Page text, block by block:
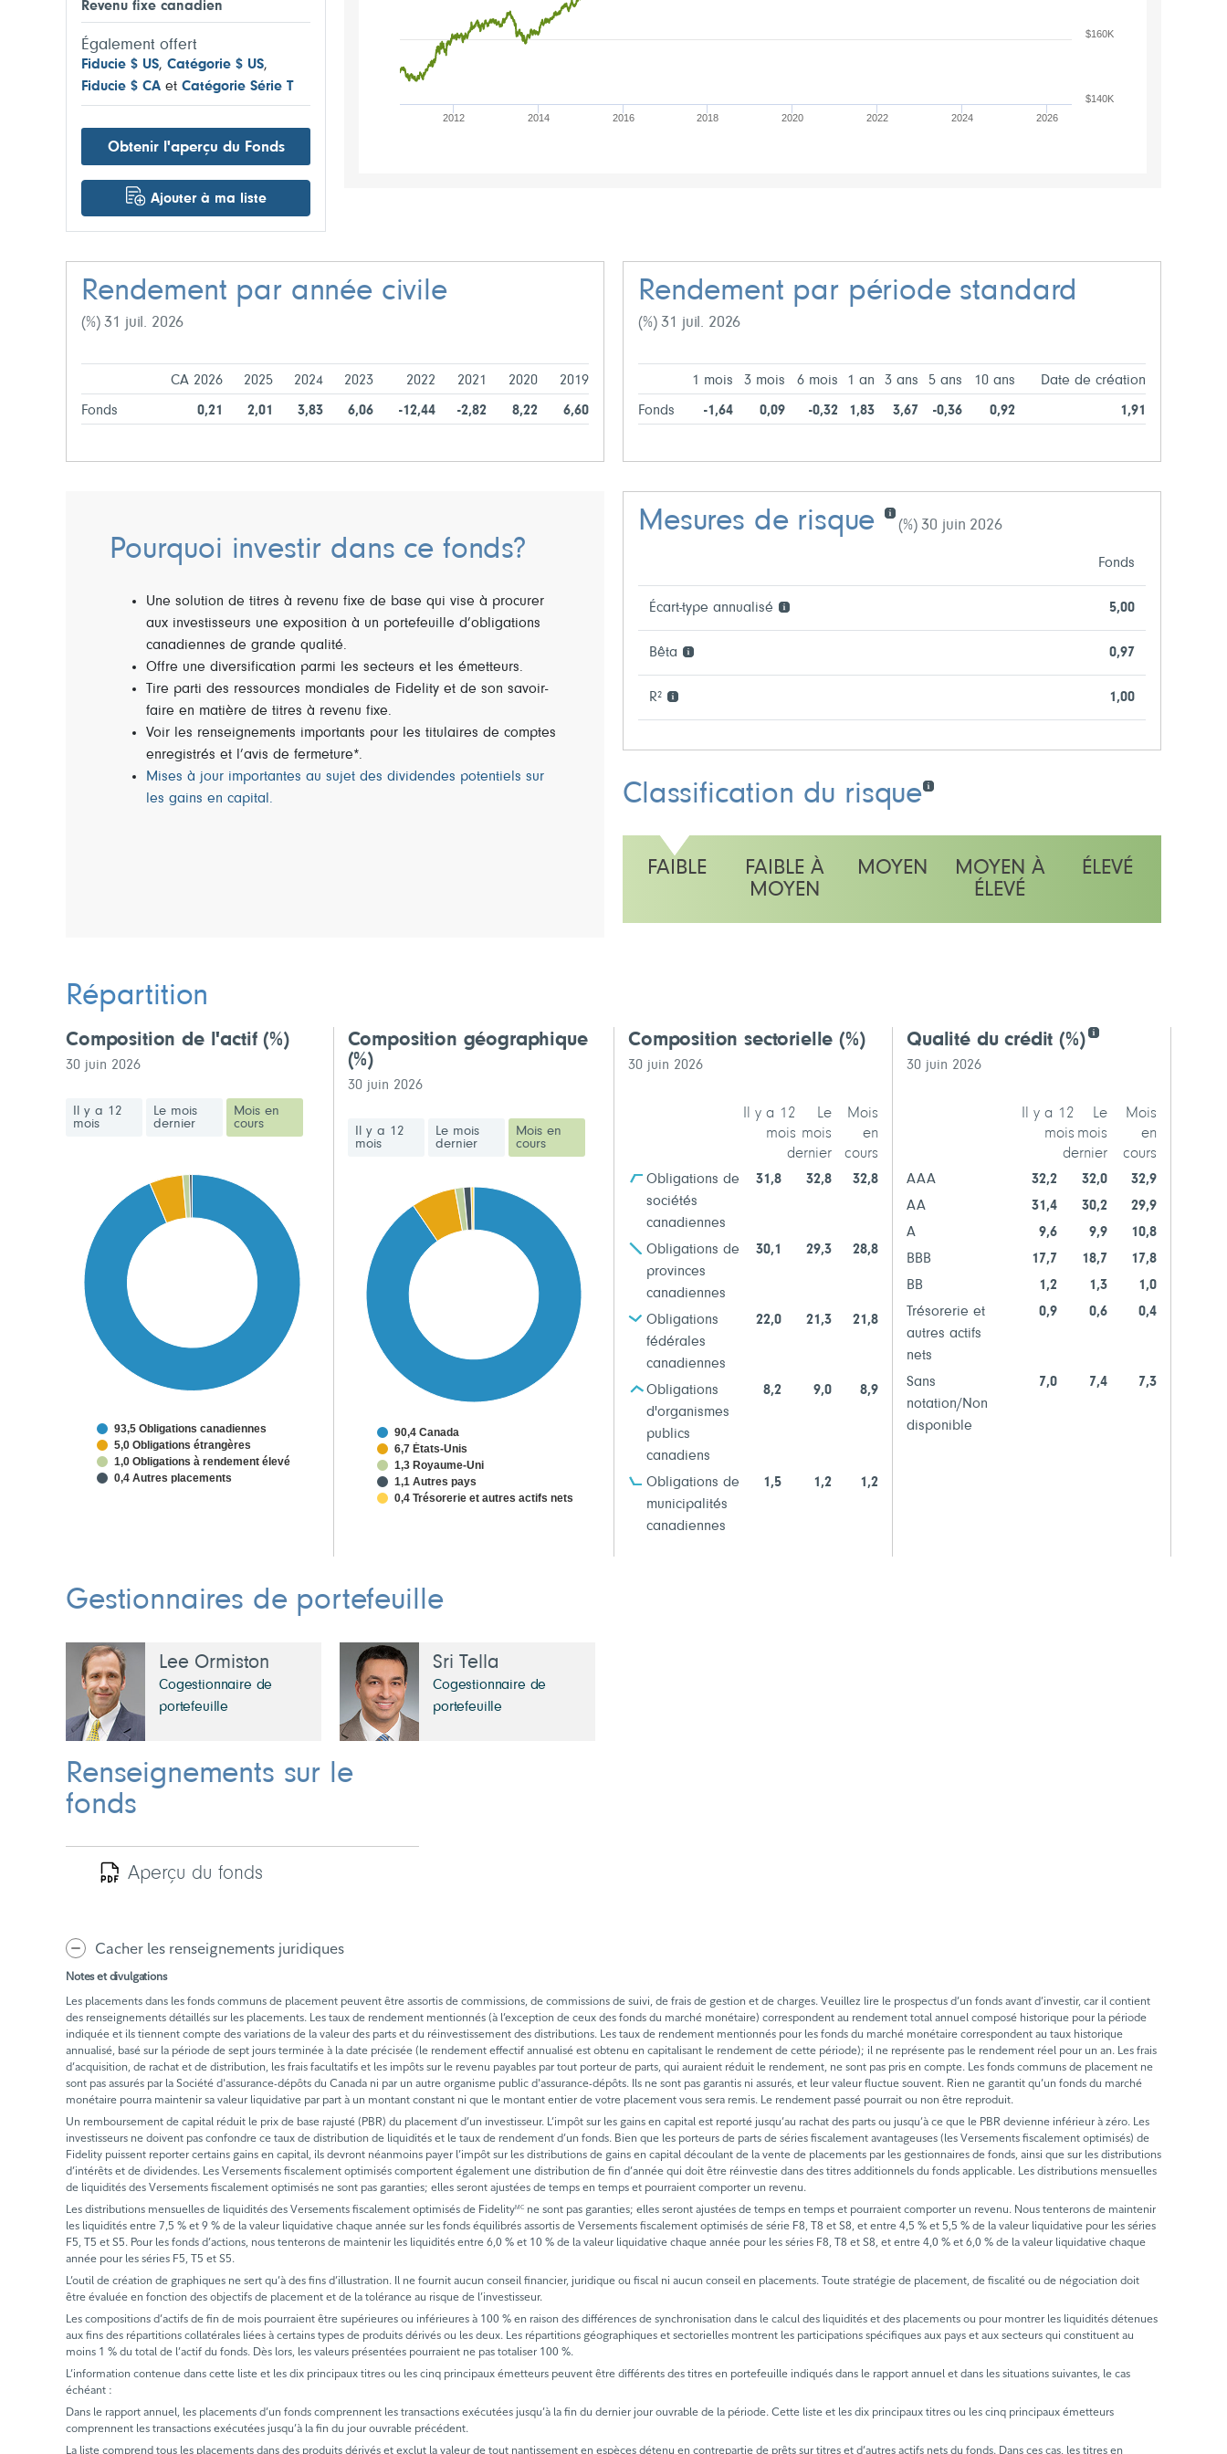
Revenu fixe canadien
Également offert
Fiducie $ US, Catégorie $ US,
Fiducie $ CA et Catégorie Série T
Obtenir l'aperçu du Fonds
Ajouter à ma liste
2012 2014 2016 2018 2020 2022 2024 2026
$140K
$160K
Rendement par année civile
(%) 31 juil. 2026
CA 2026 2025 2024 2023 2022 2021 2020 2019
Fonds 0,21 2,01 3,83 6,06 -12,44 -2,82 8,22 6,60
Rendement par période standard
(%) 31 juil. 2026
1 mois 3 mois 6 mois 1 an 3 ans 5 ans 10 ans Date de création
Fonds -1,64 0,09 -0,32 1,83 3,67 -0,36 0,92 1,91
Pourquoi investir dans ce fonds?
Une solution de titres à revenu fixe de base qui vise à procurer
aux investisseurs une exposition à un portefeuille d’obligations
canadiennes de grande qualité.
Offre une diversification parmi les secteurs et les émetteurs.
Tire parti des ressources mondiales de Fidelity et de son savoir-
faire en matière de titres à revenu fixe.
Voir les renseignements importants pour les titulaires de comptes
enregistrés et l’avis de fermeture*.
Mises à jour importantes au sujet des dividendes potentiels sur
les gains en capital.
Mesures de risque (%) 30 juin 2026
Fonds
Écart-type annualisé 5,00
Bêta 0,97
R² 1,00
Classification du risque
FAIBLE
FAIBLE À
MOYEN
MOYEN
MOYEN À
ÉLEVÉ
ÉLEVÉ
Répartition
Composition de l'actif(%)
30 juin 2026
Il y a 12
mois
Le mois
dernier
Mois en
cours
93,5 Obligations canadiennes
5,0 Obligations étrangères
1,0 Obligations à rendement élevé
0,4 Autres placements
Composition géographique
(%)
30 juin 2026
Il y a 12
mois
Le mois
dernier
Mois en
cours
90,4 Canada
6,7 États-Unis
1,3 Royaume-Uni
1,1 Autres pays
0,4 Trésorerie et autres actifs nets
Composition sectorielle(%)
30 juin 2026
Il y a 12
mois
Le
mois
dernier
Mois
en
cours
Obligations de
sociétés
canadiennes
31,8 32,8 32,8
Obligations de
provinces
canadiennes
30,1 29,3 28,8
Obligations
fédérales
canadiennes
22,0 21,3 21,8
Obligations
d'organismes
publics
canadiens
8,2 9,0 8,9
Obligations de
municipalités
canadiennes
1,5 1,2 1,2
Qualité du crédit(%)
30 juin 2026
Il y a 12
mois
Le
mois
dernier
Mois
en
cours
AAA 32,2 32,0
32,9
AA
31,4 30,2
29,9
A
9,6 9,9
10,8
BBB
17,7 18,7
17,8
BB
1,2 1,3
1,0
Trésorerie et
autres actifs
nets
0,9 0,6 0,4
Sans
notation/Non
disponible
7,0 7,4 7,3
Gestionnaires de portefeuille
Lee Ormiston
Cogestionnaire de
portefeuille
Sri Tella
Cogestionnaire de
portefeuille
Renseignements sur le
fonds
Aperçu du fonds
Cacher les renseignements juridiques
Notes et divulgations
Les placements dans les fonds communs de placement peuvent être assortis de commissions, de commissions de suivi, de frais de gestion et de charges. Veuillez lire le prospectus d’un fonds avant d’investir, car il contient
des renseignements détaillés sur les placements. Les taux de rendement mentionnés (à l’exception de ceux des fonds du marché monétaire) correspondent au rendement total annuel composé historique pour la période
indiquée et ils tiennent compte des variations de la valeur des parts et du réinvestissement des distributions. Les taux de rendement mentionnés pour les fonds du marché monétaire correspondent au taux historique
annualisé, basé sur la période de sept jours terminée à la date précisée (le rendement effectif annualisé est obtenu en capitalisant le rendement de cette période); il ne représente pas le rendement réel pour un an. Les frais
d’acquisition, de rachat et de distribution, les frais facultatifs et les impôts sur le revenu payables par tout porteur de parts, qui auraient réduit le rendement, ne sont pas pris en compte. Les fonds communs de placement ne
sont pas assurés par la Société d'assurance-dépôts du Canada ni par un autre organisme public d'assurance-dépôts. Ils ne sont pas garantis ni assurés, et leur valeur fluctue souvent. Rien ne garantit qu’un fonds du marché
monétaire pourra maintenir sa valeur liquidative par part à un montant constant ni que le montant entier de votre placement vous sera remis. Le rendement passé pourrait ou non être reproduit.
Un remboursement de capital réduit le prix de base rajusté (PBR) du placement d’un investisseur. L’impôt sur les gains en capital est reporté jusqu’au rachat des parts ou jusqu’à ce que le PBR devienne inférieur à zéro. Les
investisseurs ne doivent pas confondre ce taux de distribution de liquidités et le taux de rendement d’un fonds. Bien que les porteurs de parts de séries fiscalement avantageuses (les Versements fiscalement optimisés) de
Fidelity puissent reporter certains gains en capital, ils devront néanmoins payer l’impôt sur les distributions de gains en capital découlant de la vente de placements par les gestionnaires de fonds, ainsi que sur les distributions
d’intérêts et de dividendes. Les Versements fiscalement optimisés comportent également une distribution de fin d’année qui doit être réinvestie dans des titres additionnels du fonds applicable. Les distributions mensuelles
de liquidités des Versements fiscalement optimisés ne sont pas garanties; elles seront ajustées de temps en temps et pourraient comporter un revenu.
Les distributions mensuelles de liquidités des Versements fiscalement optimisés de FidelityMC ne sont pas garanties; elles seront ajustées de temps en temps et pourraient comporter un revenu. Nous tenterons de maintenir
les liquidités entre 7,5 % et 9 % de la valeur liquidative chaque année sur les fonds équilibrés assortis de Versements fiscalement optimisés de série F8, T8 et S8, et entre 4,5 % et 5,5 % de la valeur liquidative pour les séries
F5, T5 et S5. Pour les fonds d’actions, nous tenterons de maintenir les liquidités entre 6,0 % et 10 % de la valeur liquidative chaque année pour les séries F8, T8 et S8, et entre 4,0 % et 6,0 % de la valeur liquidative chaque
année pour les séries F5, T5 et S5.
L’outil de création de graphiques ne sert qu’à des fins d’illustration. Il ne fournit aucun conseil financier, juridique ou fiscal ni aucun conseil en placements. Toute stratégie de placement, de fiscalité ou de négociation doit
être évaluée en fonction des objectifs de placement et de la tolérance au risque de l’investisseur.
Les compositions d’actifs de fin de mois pourraient être supérieures ou inférieures à 100 % en raison des différences de synchronisation dans le calcul des liquidités et des placements ou pour montrer les liquidités détenues
aux fins des répartitions collatérales liées à certains types de produits dérivés ou les deux. Les répartitions géographiques et sectorielles montrent les participations spécifiques aux pays et aux secteurs qui constituent au
moins 1 % du total de l’actif du fonds. Dès lors, les valeurs présentées pourraient ne pas totaliser 100 %.
L’information contenue dans cette liste et les dix principaux titres ou les cinq principaux émetteurs peuvent être différents des titres en portefeuille indiqués dans le rapport annuel et dans les situations suivantes, le cas
échéant :
Dans le rapport annuel, les placements d’un fonds comprennent les transactions exécutées jusqu’à la fin du dernier jour ouvrable de la période. Cette liste et les dix principaux titres ou les cinq principaux émetteurs
comprennent les transactions exécutées jusqu’à la fin du jour ouvrable précédent.
La liste comprend tous les placements dans des produits dérivés et exclut la valeur de tout nantissement en espèces détenu en contrepartie de prêts sur titres et d’autres actifs nets du fonds. Dans ces cas, les titres en